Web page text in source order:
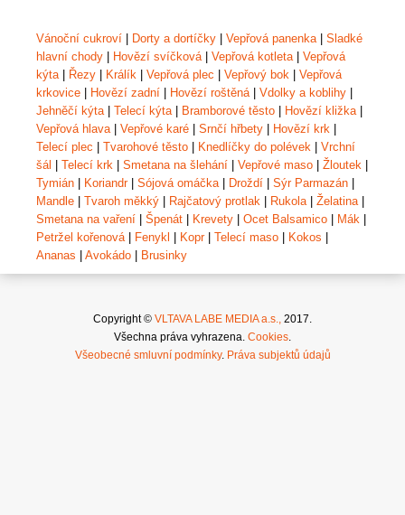
Vánoční cukroví Dorty a dortíčky Vepřová panenka| Sladké
hlavní chody
Hovězí svíčková| Vepřová kotleta| Vepřová
kýta| Řezy Králík Vepřová plec Vepřový bok
Vepřová
krkovice
Hovězí zadní Hovězí roštěná| Vdolky a koblihy
Jehněčí kýta| Telecí kýta| Bramborové těsto Hovězí kližka|
Vepřová hlava| Vepřové karé Srnčí hřbety Hovězí krk
Telecí plec
Tvarohové těsto Knedlíčky do polévek
Vrchní
šál
Telecí krk Smetana na šlehání Vepřové maso Žloutek
Tymián
Koriandr| Sójová omáčka| Droždí Sýr Parmazán
Mandle
Tvaroh měkký Rajčatový protlak Rukola| Želatina|
Smetana na vaření
Špenát Krevety Ocet Balsamico Mák
Petržel kořenová| Fenykl Kopr| Telecí maso Kokos
Ananas
Avokádo Brusinky
Copyright © VLTAVA LABE MEDIA a.s., 2017.
Všechna práva vyhrazena. Cookies.
Všeobecné smluvní podmínky. Práva subjektů údajů